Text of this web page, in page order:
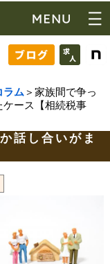
ラム ＞家族間で争っ
ース【相続税事
話し合いがま